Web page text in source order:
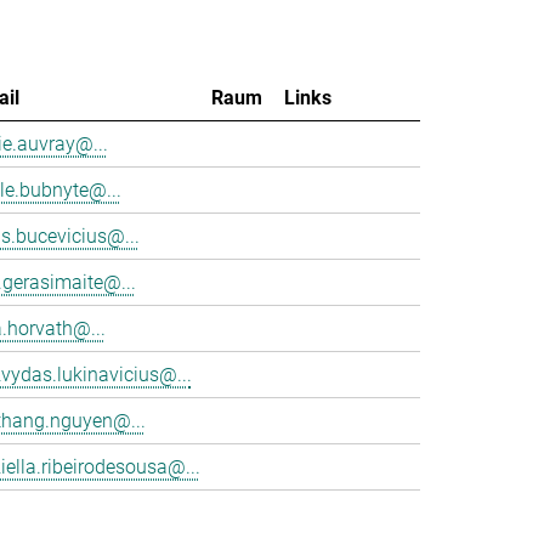
Raum
Links